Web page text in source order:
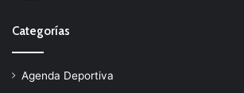
Categorías
Agenda Deportiva